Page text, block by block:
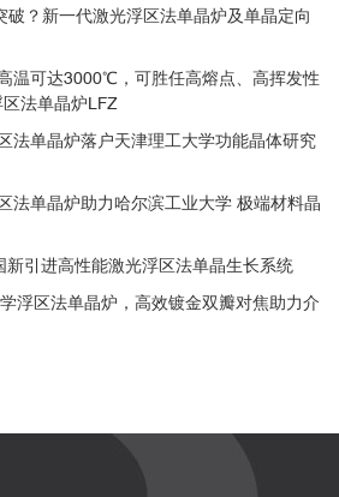
破？新一代激光浮区法单晶炉及单晶定向
温可达3000℃，可胜任高熔点、高挥发性
法单晶炉LFZ
法单晶炉落户天津理工大学功能晶体研究
法单晶炉助力哈尔滨工业大学 极端材料晶
引进高性能激光浮区法单晶生长系统
浮区法单晶炉，高效镀金双瓣对焦助力介